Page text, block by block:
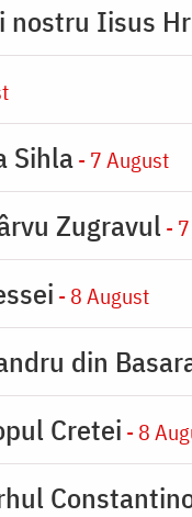
nostru Iisus
Sihla- 7 August
Zugravul -
- 8 August
din
Cretei - 8